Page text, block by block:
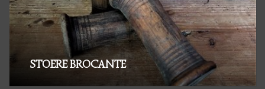
Landelijke & Sobere
Woonaccessoires
STOERE BROCANTE